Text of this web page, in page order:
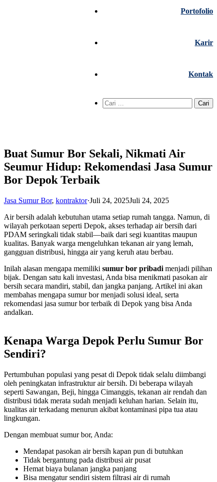
Portofolio
Karir
Kontak
Cari
untuk:
Buat Sumur Bor Sekali, Nikmati Air
Seumur Hidup: Rekomendasi Jasa Sumur
Bor Depok Terbaik
Jasa Sumur Bor, kontraktor·Juli 24, 2025Juli 24, 2025
Air bersih adalah kebutuhan utama setiap rumah tangga. Namun, di
wilayah perkotaan seperti Depok, akses terhadap air bersih dari
PDAM seringkali tidak stabil—baik dari segi kuantitas maupun
kualitas. Banyak warga mengeluhkan tekanan air yang lemah,
gangguan distribusi, hingga air yang keruh atau berbau.
Inilah alasan mengapa memiliki sumur bor pribadi menjadi pilihan
bijak. Dengan satu kali investasi, Anda bisa menikmati pasokan air
bersih secara mandiri, stabil, dan jangka panjang. Artikel ini akan
membahas mengapa sumur bor menjadi solusi ideal, serta
rekomendasi jasa sumur bor terbaik di Depok yang bisa Anda
andalkan.
Kenapa Warga Depok Perlu Sumur Bor
Sendiri?
Pertumbuhan populasi yang pesat di Depok tidak selalu diimbangi
oleh peningkatan infrastruktur air bersih. Di beberapa wilayah
seperti Sawangan, Beji, hingga Cimanggis, tekanan air rendah dan
distribusi tidak merata sudah menjadi keluhan harian. Selain itu,
kualitas air terkadang menurun akibat kontaminasi pipa tua atau
lingkungan.
Dengan membuat sumur bor, Anda:
Mendapat pasokan air bersih kapan pun di butuhkan
Tidak bergantung pada distribusi air pusat
Hemat biaya bulanan jangka panjang
Bisa mengatur sendiri sistem filtrasi air di rumah